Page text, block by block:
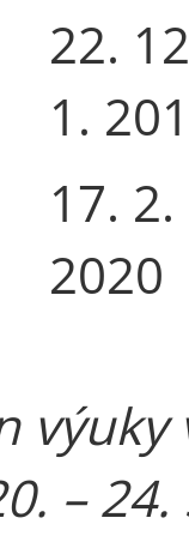
22.
1.
17.
2020
– 24.